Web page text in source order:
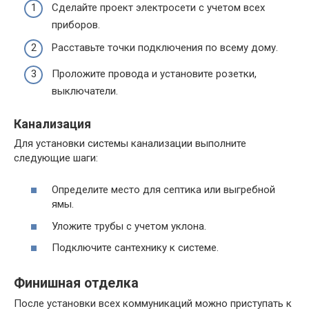
Сделайте проект электросети с учетом всех
приборов.
Расставьте точки подключения по всему дому.
Проложите провода и установите розетки,
выключатели.
Канализация
Для установки системы канализации выполните
следующие шаги:
Определите место для септика или выгребной
ямы.
Уложите трубы с учетом уклона.
Подключите сантехнику к системе.
Финишная отделка
После установки всех коммуникаций можно приступать к